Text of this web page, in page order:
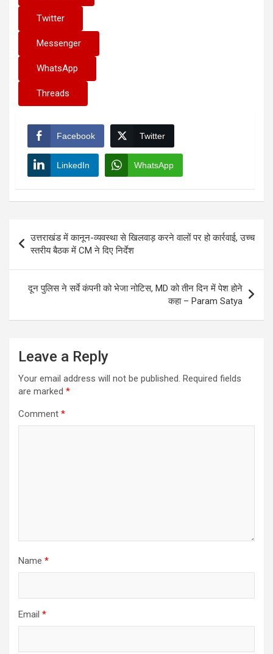
Twitter
Messenger
WhatsApp
Threads
Facebook Twitter
LinkedIn WhatsApp
navigation
उत्तराखंड में कानून-व्यवस्था से खिलवाड़ करने वालों पर हो कार्रवाई, उच्च
स्तरीय बैठक में CM ने दिए निर्देश
दून पुलिस ने सर्वे कंपनी को भेजा नोटिस, MD को तीन दिन में पेश होने
कहा – Param Satya
Leave a Reply
Your email address will not be published. Required fields
are marked *
Comment *
Name *
Email *